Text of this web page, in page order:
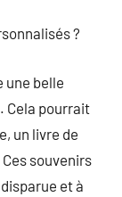
?
une belle
Cela pourrait
un livre de
souvenirs
et à